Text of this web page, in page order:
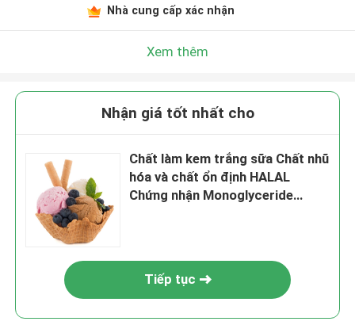
Nhà cung cấp xác nhận
Xem thêm
Nhận giá tốt nhất cho
Chất làm kem trắng sữa Chất nhũ
hóa và chất ổn định HALAL
Chứng nhận Monoglyceride
Tiếp tục